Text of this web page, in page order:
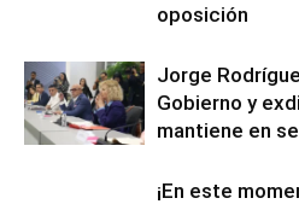
oposición
Jorge
Gobierno y
mantiene en
¡En este